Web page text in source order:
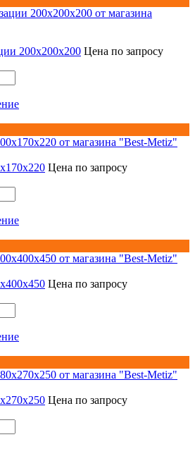
200х200х200 Цена по запросу
Цена по запросу
Цена по запросу
Цена по запросу